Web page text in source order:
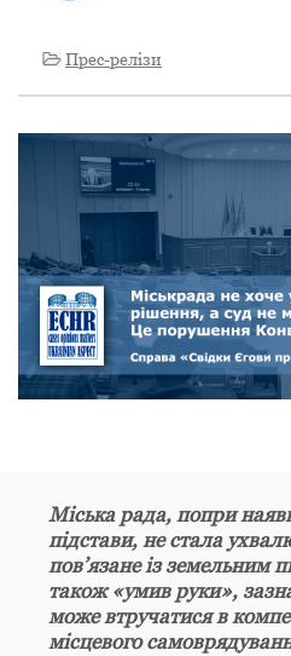
Прес-релізи
Міська рада, попри
підстави, не стала
пов’язане із земельним
також «умив руки»,
може втручатися в
місцевого